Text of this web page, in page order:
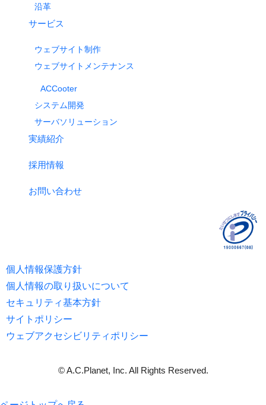
沿革
サービス
ウェブサイト制作
ウェブサイトメンテナンス
ACCooter
システム開発
サーバソリューション
実績紹介
採用情報
お問い合わせ
個人情報保護方針
個人情報の取り扱いについて
セキュリティ基本方針
サイトポリシー
ウェブアクセシビリティポリシー
© A.C.Planet, Inc. All Rights Reserved.